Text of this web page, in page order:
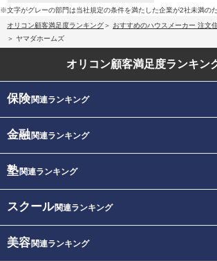
※文字がグレーの部門は当社規定の条件を満たした企業が2社未満の
オリコン顧客満足度ランキング
おすすめのハウスメーカー 注文
ヤマダホームズ
オリコン顧客満足度ランキン
保険関連ランキング
金融関連ランキング
塾関連ランキング
スクール関連ランキング
美容関連ランキング